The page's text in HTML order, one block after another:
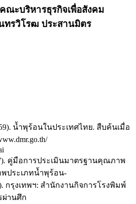
คณะบริหารธุรกิจเพื่อสังคม
ทรวิโรฒ ประสานมิตร
น้ำพุร้อนในประเทศไทย. สืบค้นเมื่อ
คู่มือการประเมินมาตรฐานคุณภาพ
พประเภทน้ำพุร้อน-
กรุงเทพฯ: สำนักงานกิจการโรงพิมพ์
ผ่านศึก